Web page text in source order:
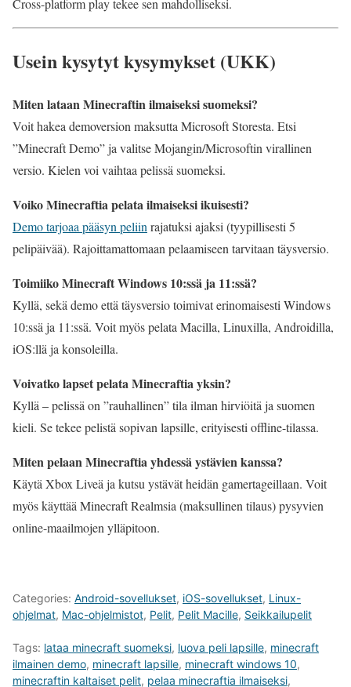
Cross-platform play tekee sen mahdolliseksi.
Usein kysytyt kysymykset (UKK)
Miten lataan Minecraftin ilmaiseksi suomeksi?
Voit hakea demoversion maksutta Microsoft Storesta. Etsi
”Minecraft Demo” ja valitse Mojangin/Microsoftin virallinen
versio. Kielen voi vaihtaa pelissä suomeksi.
Voiko Minecraftia pelata ilmaiseksi ikuisesti?
Demo tarjoaa pääsyn peliin rajatuksi ajaksi (tyypillisesti 5
pelipäivää). Rajoittamattomaan pelaamiseen tarvitaan täysversio.
Toimiiko Minecraft Windows 10:ssä ja 11:ssä?
Kyllä, sekä demo että täysversio toimivat erinomaisesti Windows
10:ssä ja 11:ssä. Voit myös pelata Macilla, Linuxilla, Androidilla,
iOS:llä ja konsoleilla.
Voivatko lapset pelata Minecraftia yksin?
Kyllä – pelissä on ”rauhallinen” tila ilman hirviöitä ja suomen
kieli. Se tekee pelistä sopivan lapsille, erityisesti offline-tilassa.
Miten pelaan Minecraftia yhdessä ystävien kanssa?
Käytä Xbox Liveä ja kutsu ystävät heidän gamertageillaan. Voit
myös käyttää Minecraft Realmsia (maksullinen tilaus) pysyvien
online-maailmojen ylläpitoon.
Categories: Android-sovellukset, iOS-sovellukset, Linux-
ohjelmat, Mac-ohjelmistot, Pelit, Pelit Macille, Seikkailupelit
Tags: lataa minecraft suomeksi, luova peli lapsille, minecraft
ilmainen demo, minecraft lapsille, minecraft windows 10,
minecraftin kaltaiset pelit, pelaa minecraftia ilmaiseksi,